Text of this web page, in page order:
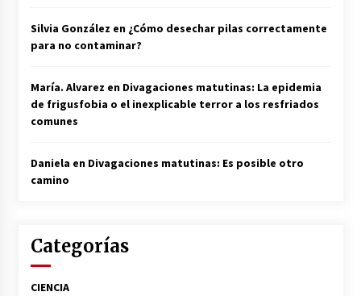
Silvia González en ¿Cómo desechar pilas correctamente
para no contaminar?
María. Alvarez en Divagaciones matutinas: La epidemia
de frigusfobia o el inexplicable terror a los resfriados
comunes
Daniela en Divagaciones matutinas: Es posible otro
camino
Categorías
CIENCIA